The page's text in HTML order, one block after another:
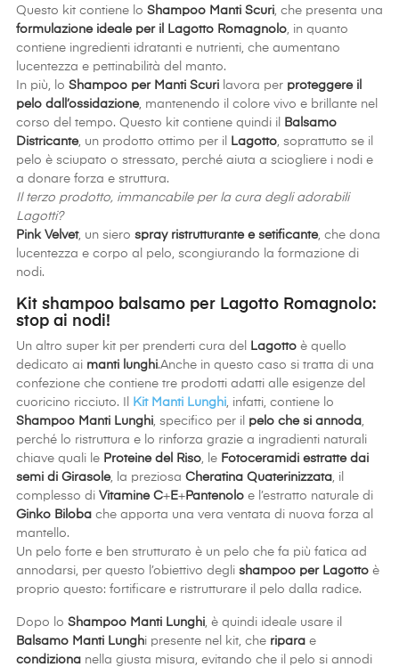
Questo kit contiene lo Shampoo Manti Scuri , che presenta una
formulazione ideale per il Lagotto Romagnolo , in quanto
contiene ingredienti idratanti e nutrienti, che aumentano
lucentezza e pettinabilità del manto.
In più, lo Shampoo per Manti Scuri lavora per proteggere il
pelo dall’ossidazione, mantenendo il colore vivo e brillante nel
corso del tempo. Questo kit contiene quindi il
Balsamo
Districante, un prodotto ottimo per il Lagotto , soprattutto se il
pelo è sciupato o stressato, perché aiuta a sciogliere i nodi e
a donare forza e struttura.
Il terzo prodotto, immancabile per la cura degli adorabili
Lagotti?
Pink Velvet, un siero spray ristrutturante e setificante, che dona
lucentezza e corpo al pelo, scongiurando la formazione di
nodi.
Kit shampoo balsamo per Lagotto Romagnolo:
stop ai nodi!
Un altro super kit per prenderti cura del Lagotto è quello
dedicato ai manti lunghi.Anche in questo caso si tratta di una
confezione che contiene tre prodotti adatti alle esigenze del
cuoricino ricciuto. Il
Kit Manti Lunghi , infatti, contiene lo
Shampoo Manti Lunghi , specifico per il pelo che si annoda
perché lo ristruttura e lo rinforza grazie a ingradienti naturali
chiave quali le Proteine del Riso , le Fotoceramidi estratte dai
semi di Girasole, la preziosa Cheratina Quaterinizzata , il
complesso di Vitamine C+ E+ Pantenolo e l’estratto naturale di
Ginko Biloba che apporta una vera ventata di nuova forza al
mantello.
Un pelo forte e ben strutturato è un pelo che fa più fatica ad
annodarsi, per questo l’obiettivo degli shampoo per Lagotto è
proprio questo: fortificare e ristrutturare il pelo dalla radice.
Dopo lo Shampoo Manti Lunghi , è quindi ideale usare il
Balsamo Manti Lunghi presente nel kit, che ripara e
condiziona nella giusta misura, evitando che il pelo si annodi